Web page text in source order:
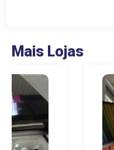
Mais Lojas